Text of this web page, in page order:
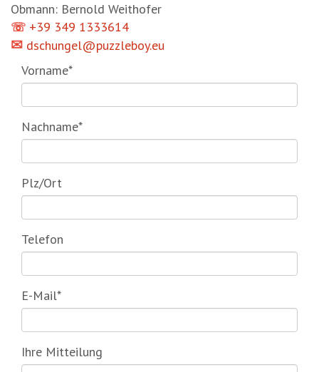
Obmann: Bernold Weithofer
☏ +39 349 1333614
✉︎ dschungel@puzzleboy.eu
Vorname*
Nachname*
Plz/Ort
Telefon
E-Mail*
Ihre Mitteilung